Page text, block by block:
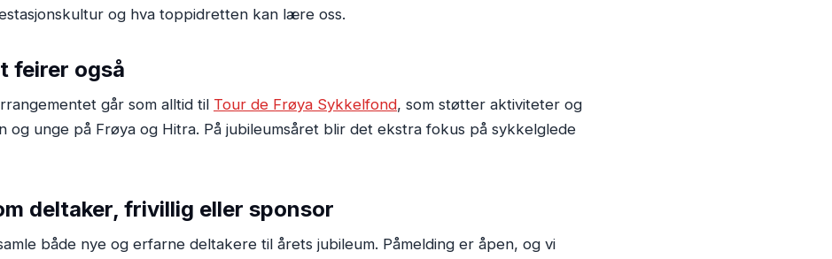
og hva toppidretten kan lære oss.
feirer også
går som alltid til Tour de Frøya Sykkelfond, som støtter aktiviteter og
unge på Frøya og Hitra. På jubileumsåret blir det ekstra fokus på sykkelglede
deltaker, frivillig eller sponsor
både nye og erfarne deltakere til årets jubileum. Påmelding er åpen, og vi